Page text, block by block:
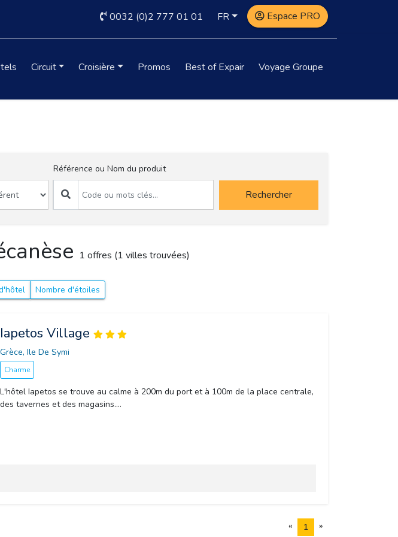
0032 (0)2 777 01 01 FR Espace PRO
Circuit Croisière Promos Best of Expair Voyage Groupe
Référence ou Nom du produit
Rechercher
1 offres (1 villes trouvées)
Nombre d'étoiles
Iapetos Village
Grèce, Ile De Symi
Charme
L'hôtel Iapetos se trouve au calme à 200m du port et à 100m de la place centrale,
des tavernes et des magasins....
« 1 »